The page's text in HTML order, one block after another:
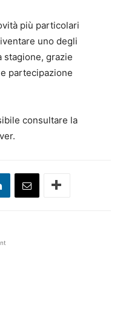
più particolari
uno degli
stagione, grazie
partecipazione
consultare la